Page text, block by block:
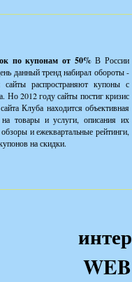
по купонам от 50%В России
данный тренд набирал обороты -
распространяют купоны с
Но 2012 году сайты постиг кризис
Клуба находится объективная
товары и услуги, описания их
и ежеквартальные рейтинги,
на скидки.